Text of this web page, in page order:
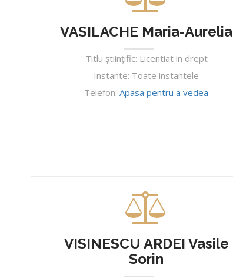
VASILACHE Maria-Aurelia
Titlu ştiinţific: Licentiat in drept
Instante: Toate instantele
Telefon:Apasa pentru a vedea
VISINESCU ARDEI Vasile
Sorin